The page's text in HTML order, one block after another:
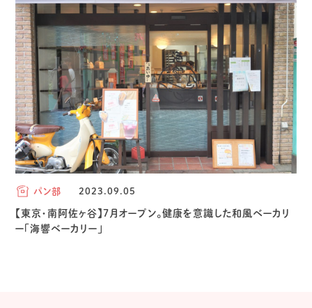
パン部 2023.09.05
【東京・南阿佐ヶ谷】7月オープン。健康を意識した和風ベーカリ
ー「海響ベーカリー」